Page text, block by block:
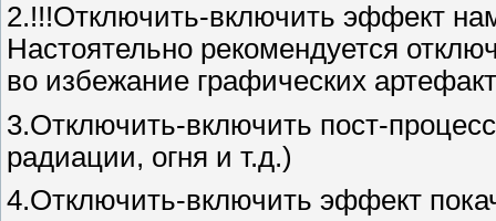
2.!!!Отключить-включить эффект
Настоятельно рекомендуется
во избежание графических
3.Отключить-включить пост-
радиации, огня и т.д.)
4.Отключить-включить эффект